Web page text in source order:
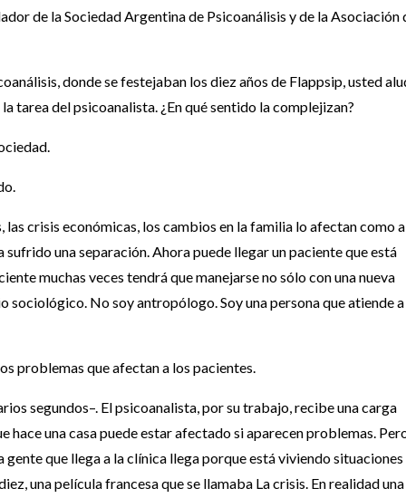
de la Sociedad Argentina de Psicoanálisis y de la Asociación
donde se festejaban los diez años de Flappsip, usted
tarea del psicoanalista. ¿En qué sentido la complejizan?
crisis económicas, los cambios en la familia lo afectan como
una separación. Ahora puede llegar un paciente que está
muchas veces tendrá que manejarse no sólo con una nueva
sociológico. No soy antropólogo. Soy una persona que atiende a
problemas que afectan a los pacientes.
segundos–. El psicoanalista, por su trabajo, recibe una carga
una casa puede estar afectado si aparecen problemas.
que llega a la clínica llega porque está viviendo situaciones
una película francesa que se llamaba La crisis. En realidad una